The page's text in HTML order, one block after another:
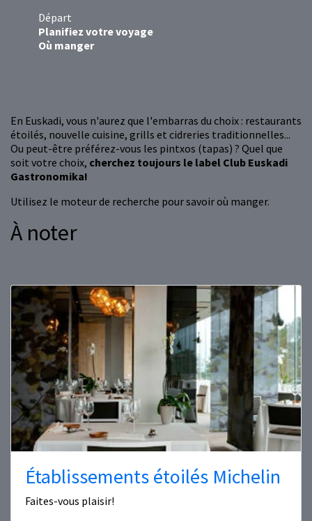
Départ
Planifiez votre voyage
Où manger
En Euskadi, vous n'aurez que l'embarras du choix : restaurants
étoilés, nouvelle cuisine, grills et cidreries traditionnelles...
Ou peut-être préférez-vous les pintxos (tapas) ? Quel que
soit votre choix, cherchez toujours le label Club Euskadi
Gastronomika!
Utilisez le moteur de recherche pour savoir où manger.
À noter
Établissements étoilés Michelin
Faites-vous plaisir!